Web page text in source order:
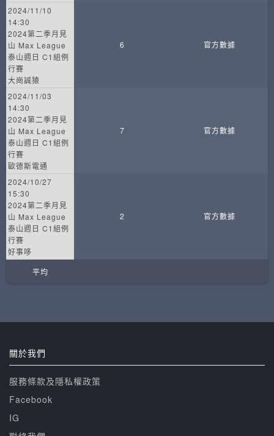
2024/11/10
14:30
2024第二季月見
山 Max League
泰山週日 C1組例
行賽
大崗誠猿
6 官方數據
2024/11/03
14:30
2024第二季月見
山 Max League
泰山週日 C1組例
行賽
歐德斯電通
7 官方數據
2024/10/27
15:30
2024第二季月見
山 Max League
泰山週日 C1組例
行賽
好事哆
2 官方數據
平均
關於我們
服務條款及隱私權政策
Facebook
IG